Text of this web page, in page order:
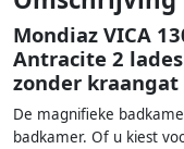
Mondiaz VICA
Antracite 2
zonder kraangat
De magnifieke
badkamer. Of u kiest